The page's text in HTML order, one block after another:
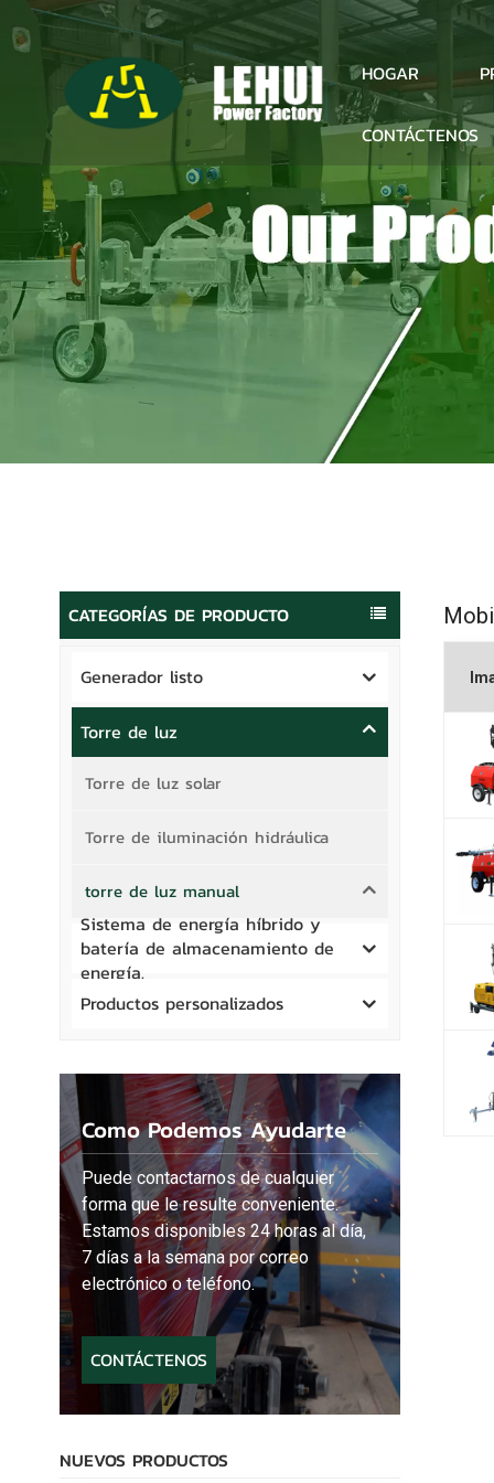
HOGAR
CONTÁCTENOS
CATEGORÍAS DE PRODUCTO
Generador listo
Torre de luz
Torre de luz solar
Torre de iluminación hidráulica
torre de luz manual
Sistema de energía híbrido y
batería de almacenamiento de
energía.
Productos personalizados
Como Podemos Ayudarte
Puede contactarnos de cualquier
forma que le resulte conveniente.
Estamos disponibles 24 horas al día,
7 días a la semana por correo
electrónico o teléfono.
CONTÁCTENOS
NUEVOS PRODUCTOS